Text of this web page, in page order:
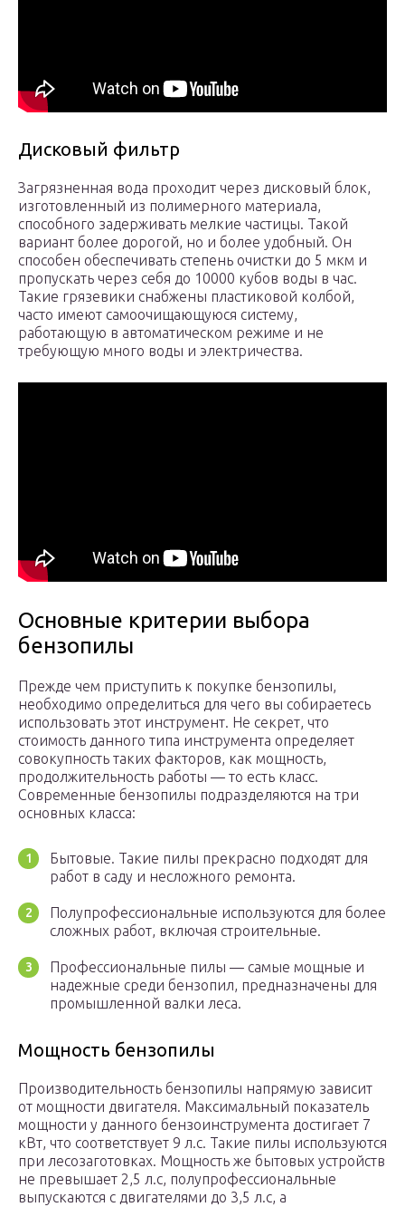
Дисковый фильтр
Загрязненная вода проходит через дисковый блок,
изготовленный из полимерного материала,
способного задерживать мелкие частицы. Такой
вариант более дорогой, но и более удобный. Он
способен обеспечивать степень очистки до 5 мкм и
пропускать через себя до 10000 кубов воды в час.
Такие грязевики снабжены пластиковой колбой,
часто имеют самоочищающуюся систему,
работающую в автоматическом режиме и не
требующую много воды и электричества.
Основные критерии выбора
бензопилы
Прежде чем приступить к покупке бензопилы,
необходимо определиться для чего вы собираетесь
использовать этот инструмент. Не секрет, что
стоимость данного типа инструмента определяет
совокупность таких факторов, как мощность,
продолжительность работы — то есть класс.
Современные бензопилы подразделяются на три
основных класса:
Бытовые. Такие пилы прекрасно подходят для
работ в саду и несложного ремонта.
Полупрофессиональные используются для более
сложных работ, включая строительные.
Профессиональные пилы — самые мощные и
надежные среди бензопил, предназначены для
промышленной валки леса.
Мощность бензопилы
Производительность бензопилы напрямую зависит
от мощности двигателя. Максимальный показатель
мощности у данного бензоинструмента достигает 7
кВт, что соответствует 9 л.с. Такие пилы используются
при лесозаготовках. Мощность же бытовых устройств
не превышает 2,5 л.с, полупрофессиональные
выпускаются с двигателями до 3,5 л.с, а